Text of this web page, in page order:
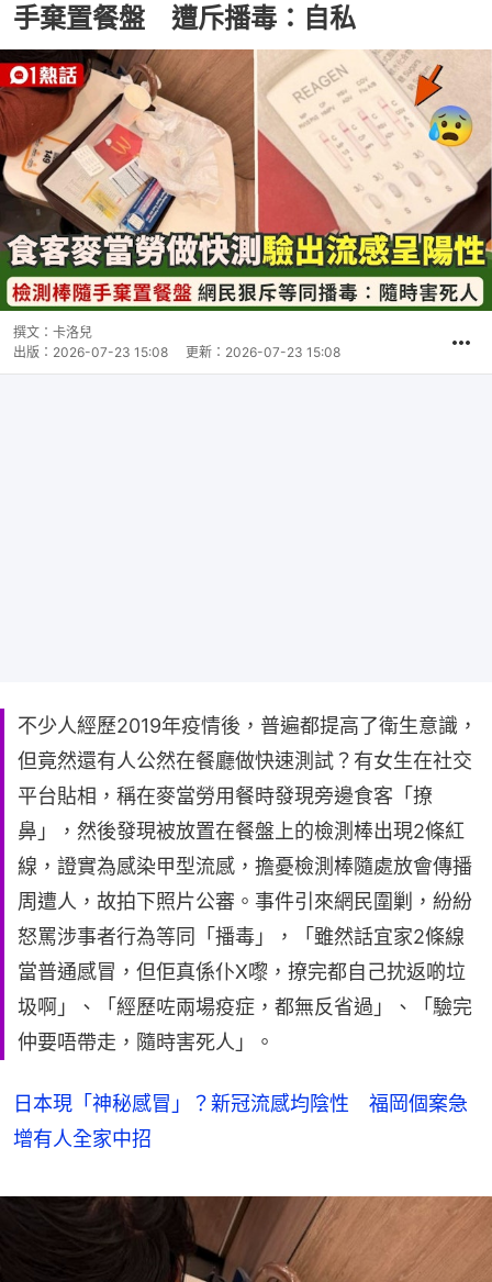
手棄置餐盤 遭斥播毒：自私
撰文： 卡洛兒
出版： 2026-07-23 15:08 更新： 2026-07-23 15:08
不少人經歷2019年疫情後，普遍都提高了衛生意識，
但竟然還有人公然在餐廳做快速測試？有女生在社交
平台貼相，稱在麥當勞用餐時發現旁邊食客「撩
鼻」，然後發現被放置在餐盤上的檢測棒出現2條紅
線，證實為感染甲型流感，擔憂檢測棒隨處放會傳播
周遭人，故拍下照片公審。事件引來網民圍剿，紛紛
怒罵涉事者行為等同「播毒」，「雖然話宜家2條線
當普通感冒，但佢真係仆X嚟，撩完都自己抌返啲垃
圾啊」、「經歷咗兩場疫症，都無反省過」、「驗完
仲要唔帶走，隨時害死人」。
日本現「神秘感冒」？新冠流感均陰性 福岡個案急
增有人全家中招